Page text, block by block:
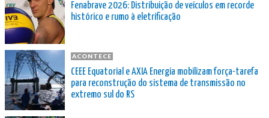
Fenabrave 2026: Distribuição de veículos em recorde
histórico e rumo à eletrificação
ACONTECE
CEEE Equatorial e AXIA Energia mobilizam força-tarefa
para reconstrução do sistema de transmissão no
extremo sul do RS